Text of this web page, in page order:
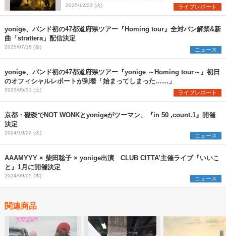
2025/12/23 (火) ライブレポート
yonige、バンド初の47都道府県ツアー『Homing tour』全対バン解禁&新
曲「strattera」配信決定
2025/07/18 (金) ニュース
yonige、バンド初の47都道府県ツアー『yonige ～Homing tour～』初日
のオフィシャルレポートが到着「始まってしまった……」
2025/05/31 (土) ライブレポート
京都・磔磔でNOT WONKとyonigeがツーマン、『in 50 ,count.1』開催
決定
2024/10/22 (火) ニュース
AAAMYYY × 柴田聡子 × yonige出演 CLUB CITTA’主催ライブ『いいこ
と』1月に開催決定
2024/09/05 (木) ニュース
関連商品